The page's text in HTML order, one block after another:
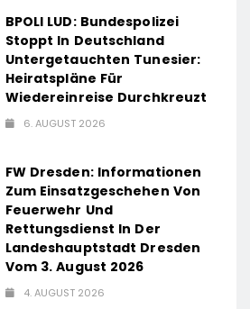
BPOLI LUD: Bundespolizei
Stoppt In Deutschland
Untergetauchten Tunesier:
Heiratspläne Für
Wiedereinreise Durchkreuzt
6. AUGUST 2026
FW Dresden: Informationen
Zum Einsatzgeschehen Von
Feuerwehr Und
Rettungsdienst In Der
Landeshauptstadt Dresden
Vom 3. August 2026
4. AUGUST 2026